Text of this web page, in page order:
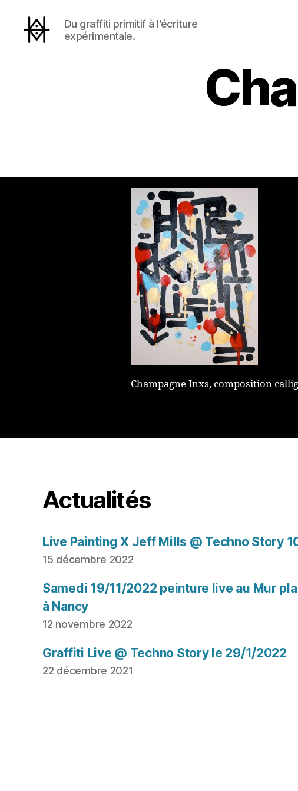
Du graffiti primitif à l'écriture
expérimentale.
Champagne Inxs, composition
Actualités
Live Painting X Jeff Mills @ Techno Story
15 décembre 2022
Samedi 19/11/2022 peinture live au Mur
à Nancy
12 novembre 2022
Graffiti Live @ Techno Story le 29/1/2022
22 décembre 2021